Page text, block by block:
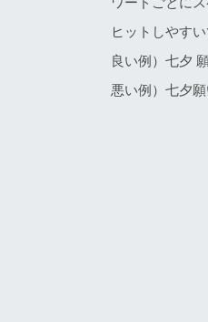
ヒットしやすい
良い例）七夕
悪い例）七夕